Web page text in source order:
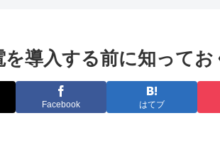
を導入する前に知って
Facebook はてブ